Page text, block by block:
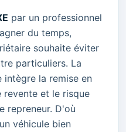
par un professionnel
du temps,
souhaite éviter
particuliers. La
la remise en
revente et le risque
repreneur. D'où
véhicule bien